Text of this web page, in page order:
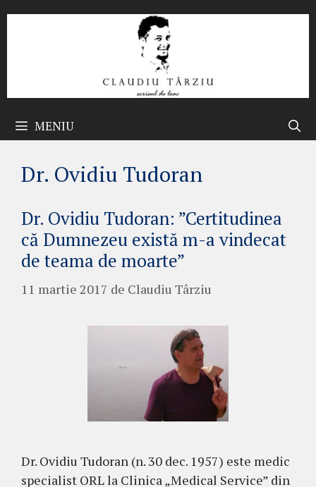
MENIU
Dr. Ovidiu Tudoran
Dr. Ovidiu Tudoran: ”Certitudinea
că Dumnezeu există m-a vindecat
de teama de moarte”
11 martie 2017 de Claudiu Târziu
Dr. Ovidiu Tudoran (n. 30 dec. 1957) este me­dic
specialist ORL la Clinica „Medical Ser­vice” din